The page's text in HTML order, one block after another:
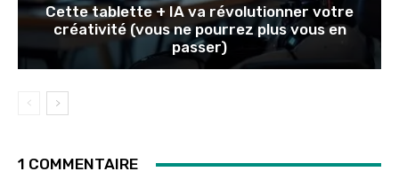
Cette tablette + IA va révolutionner votre
créativité (vous ne pourrez plus vous en
passer)
1 COMMENTAIRE